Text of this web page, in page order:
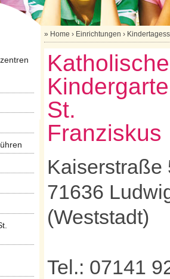
» Home › Einrichtungen ›
St.
Franziskus
Kaiserstraße
71636
(Weststadt)
Tel.: 07141